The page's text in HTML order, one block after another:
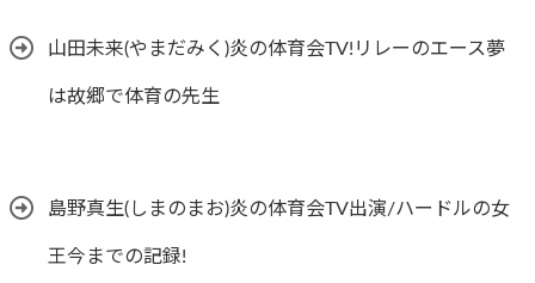
山田未来(やまだみく)炎の体育会TV!リレーのエース夢
は故郷で体育の先生
島野真生(しまのまお)炎の体育会TV出演/ハードルの女
王今までの記録!